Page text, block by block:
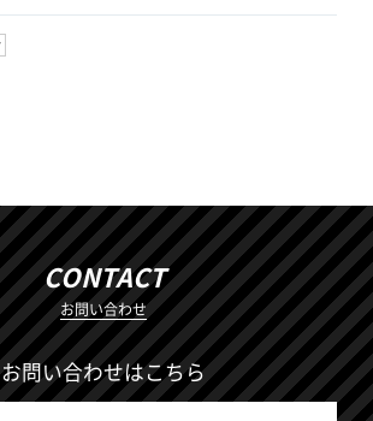
CONTACT
お問い合わせ
お問い合わせはこちら